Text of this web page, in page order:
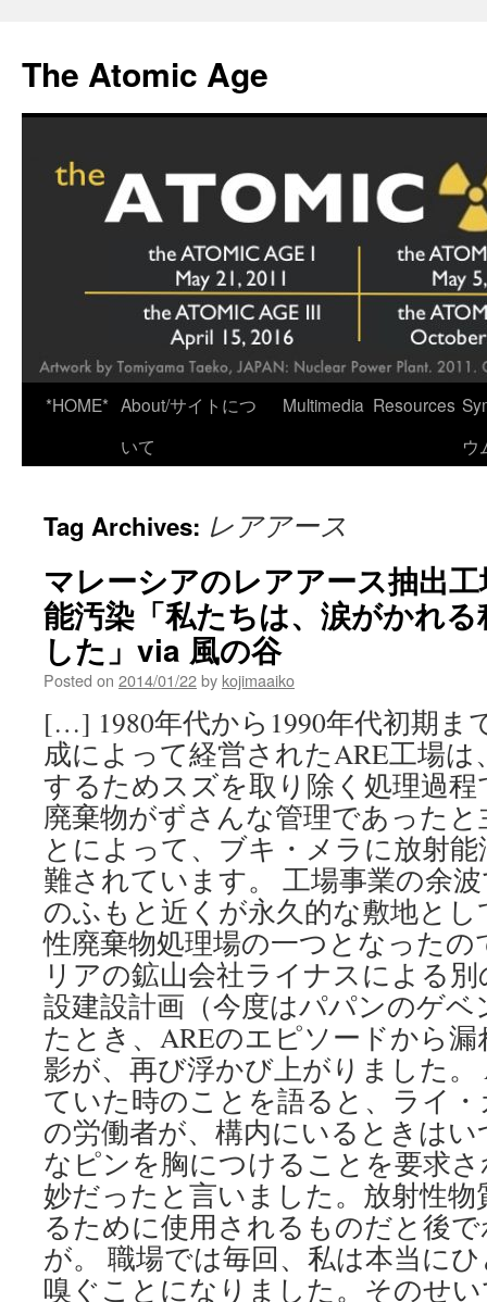
content
The Atomic Age
*HOME* About/サイトにつ
いて
Multimedia Resources
ウ
Tag Archives: レアアース
マレーシアのレアアース抽出
能汚染「私たちは、涙がかれ
した」via 風の谷
Posted on 2014/01/22by kojimaaiko
[…] 1980年代から1990年代初期ま
成によって経営されたARE工場
するためスズを取り除く処理過
廃棄物がずさんな管理であった
とによって、ブキ・メラに放射
難されています。 工場事業の余
のふもと近くが永久的な敷地と
性廃棄物処理場の一つとなった
リアの鉱山会社ライナスによる
設建設計画（今度はパパンのゲ
たとき、AREのエピソードから
影が、再び浮かび上がりました。
ていた時のことを語ると、ライ
の労働者が、構内にいるときは
なピンを胸につけることを要求
妙だったと言いました。放射性
るために使用されるものだと後
が。 職場では毎回、私は本当に
嗅ぐことになりました。そのせ